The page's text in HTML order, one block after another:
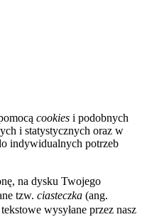
cookies i podobnych
i statystycznych oraz w
indywidualnych potrzeb
na dysku Twojego
tzw. ciasteczka (ang.
wysyłane przez nasz